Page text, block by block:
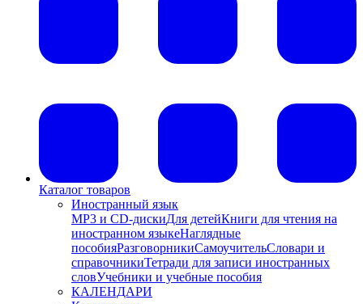
Каталог товаров
Иностранный язык
MP3 и CD-дискиДля детейКниги для чтения на
иностранном языкеНаглядные
пособияРазговорникиСамоучительСловари и
справочникиТетради для записи иностранных
словУчебники и учебные пособия
КАЛЕНДАРИ